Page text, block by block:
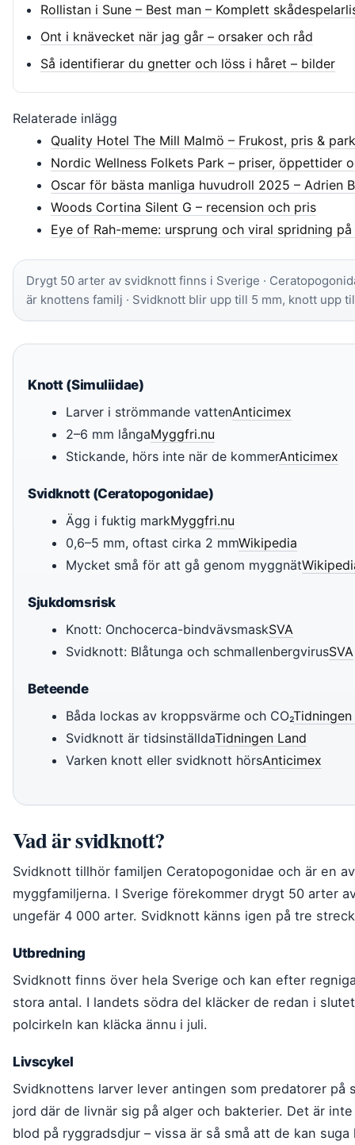
Rollistan i Sune – Best man – Komplett
Ont i knävecket när jag går – orsaker och råd
Så identifierar du gnetter och löss i håret – bilder
Relaterade inlägg
Quality Hotel The Mill Malmö – Frukost, pris &
Nordic Wellness Folkets Park – priser, öppettider
Oscar för bästa manliga huvudroll 2025 – Adrien
Woods Cortina Silent G – recension och pris
Eye of Rah-meme: ursprung och viral spridning på
Drygt 50 arter av svidknott finns i Sverige ·
är knottens familj · Svidknott blir upp till 5 mm, knott upp
Knott (Simuliidae)
Larver i strömmande vattenAnticimex
2–6 mm långaMyggfri.nu
Stickande, hörs inte när de kommerAnticimex
Svidknott (Ceratopogonidae)
Ägg i fuktig markMyggfri.nu
0,6–5 mm, oftast cirka 2 mmWikipedia
Mycket små för att gå genom myggnät
Sjukdomsrisk
Knott: Onchocerca-bindvävsmaskSVA
Svidknott: Blåtunga och schmallenbergvirusSVA
Beteende
Båda lockas av kroppsvärme och CO₂Tidningen
Svidknott är tidsinställdaTidningen Land
Varken knott eller svidknott hörsAnticimex
Vad är svidknott?
Svidknott tillhör familjen Ceratopogonidae och är en
myggfamiljerna. I Sverige förekommer drygt 50 arter
ungefär 4 000 arter. Svidknott känns igen på tre
Utbredning
Svidknott finns över hela Sverige och kan efter
stora antal. I landets södra del kläcker de redan i
polcirkeln kan kläcka ännu i juli.
Livscykel
Svidknottens larver lever antingen som predatorer på
jord där de livnär sig på alger och bakterier. Det är
blod på ryggradsdjur – vissa är så små att de kan